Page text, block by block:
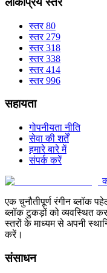
स्तर 80
स्तर 279
स्तर 318
स्तर 338
स्तर 414
स्तर 996
सहायता
गोपनीयता नीति
सेवा की शर्तें
हमारे बारे में
संपर्क करें
एक चुनौतीपूर्ण रंगीन ब्लॉक
ब्लॉक टुकड़ों को व्यवस्थित
स्तरों के माध्यम से अपनी
करें।
संसाधन